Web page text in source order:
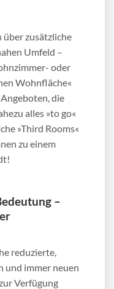
zusätzliche
Umfeld –
oder
Wohnfläche«
die
alles »to go«
»Third Rooms«
zu einem
–
reduzierte,
und immer neuen
Verfügung